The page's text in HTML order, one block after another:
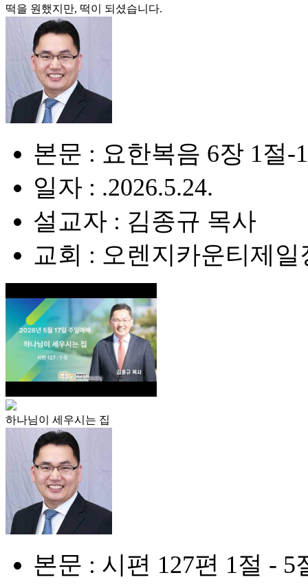
떡을 원했지만, 떡이 되셨습니다.
본문 : 요한복음 6장 1절-
일자 : .2026.5.24.
설교자 : 김종규 목사
교회 : 오렌지카운티제일
하나님이 세우시는 집
본문 : 시편 127편 1절 - 5